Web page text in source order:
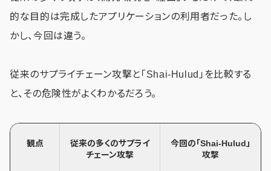
的な目的は完成したアプリケーションの利用者だった。し
かし、今回は違う。
従来のサプライチェーン攻撃と「Shai-Hulud」を比較する
と、その危険性がよくわかるだろう。
観点
従来の多くのサプライ
チェーン攻撃
今回の「Shai-Hulud」
攻撃